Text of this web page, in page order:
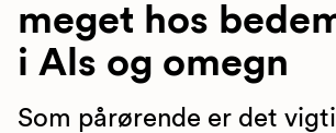
meget hos
i Als og omegn
Som pårørende er det